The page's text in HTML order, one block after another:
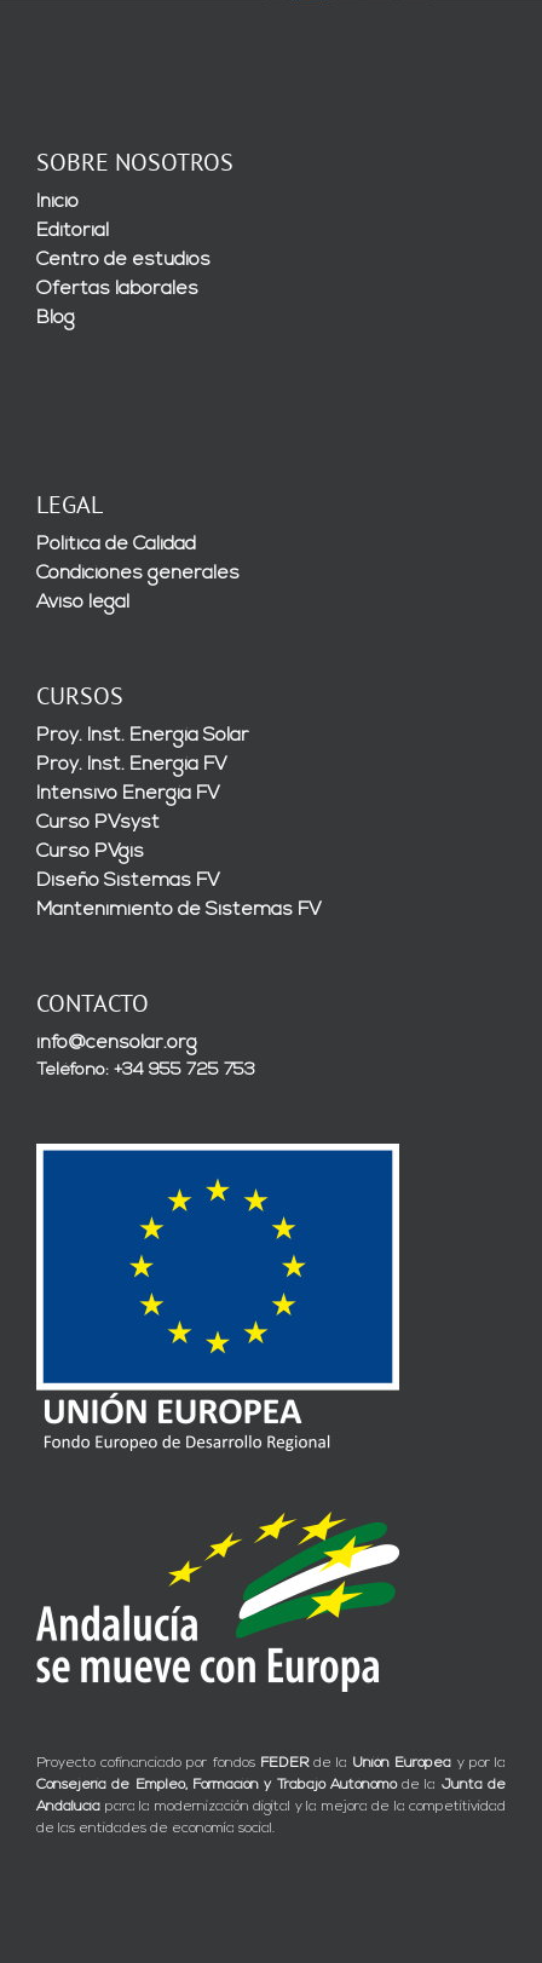
SOBRE NOSOTROS
Inicio
Editorial
Centro de estudios
Ofertas laborales
Blog
LEGAL
Política de Calidad
Condiciones generales
Aviso legal
CURSOS
Proy. Inst. Energía Solar
Proy. Inst. Energía FV
Intensivo Energía FV
Curso PVsyst
Curso PVgis
Diseño Sistemas FV
Mantenimiento de Sistemas FV
CONTACTO
info@censolar.org
Teléfono: +34 955 725 753
Proyecto cofinanciado por fondos FEDERde la Unión Europea y por la
Consejería de Empleo, Formación y Trabajo Autónomode la Junta de
Andalucía para la modernización digital y la mejora de la competitividad
de las entidades de economía social.